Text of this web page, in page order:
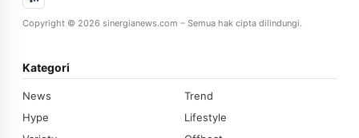
Copyright © 2026 sinergianews.com – Semua hak cipta dilindungi.
Kategori
News
Trend
Hype
Lifestyle